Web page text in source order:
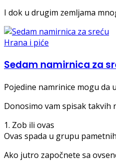
I dok u drugim zemljama
Hrana i piće
Sedam namirnica za
Pojedine namrinice mogu
Donosimo vam spisak takvih
1. Zob ili ovas
Ovas spada u grupu
Ako jutro započnete sa